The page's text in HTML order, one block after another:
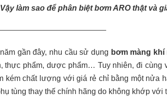
làm sao để phân biệt bơm ARO thật và
gần đây, nhu cầu sử dụng bơm màng khí
thực phẩm, dược phẩm… Tuy nhiên, đi
kém chất lượng với giá rẻ chỉ bằng một nửa
tùng thay thế chính hãng do không khớp với